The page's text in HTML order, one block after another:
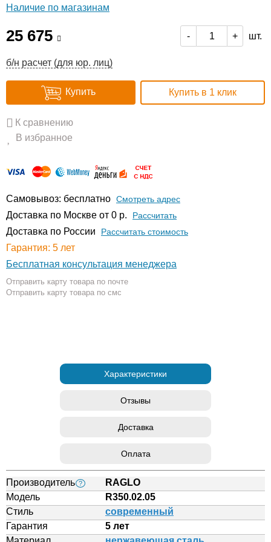
Наличие по магазинам
25 675 - + шт.
б/н расчет (для юр. лиц)
Купить Купить в 1 клик
К сравнению
В избранное
Самовывоз: бесплатно Смотреть адрес
Доставка по Москве от 0 р. Расcчитать
Доставка по России Рассчитать стоимость
Гарантия: 5 лет
Бесплатная консультация менеджера
Отправить карту товара по почте
Отправить карту товара по смс
Характеристики
Отзывы
Доставка
Оплата
Производитель ?
RAGLO
Модель
R350.02.05
Стиль
современный
Гарантия
5 лет